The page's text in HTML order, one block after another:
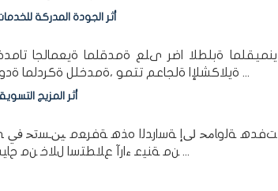
أثر الجودة المدركة
ينميقلما ةبلطلا اضر ىلع ةمدقلما ةيعمالجا
ةيلاكشلإا ةلجاعم تتمو ،ةمدخلل ةكردلما ةدولجا داعبا ساسا ىلع اذهو ،ىلفدلا ينعب ةيعمالجا ءايحلأاب تساب نم ةنوكم ...
أثر المزيج
ﺖﻓﺪﻫ ﺔﻟوﺎﳏ ﱃإ ﺔﺳارﺪﻟا ﻩﺬﻫ ﺔﻓﺮﻌﻣ ﲔـﺴﲢ ﰲ
ﻦﻣ ﺔﻨﻴﻋ ءارآ عﻼﻄﺘﺳا لﻼﺧ ﻦﻣ حﺎﻴﺴﻟا ،ﲔﻳﺮﺋاﺰﳉا و ﻞـﺟأ ﻦﻣ ﺔﻧﺎﺒﺘـﺳإ داﺪـﻋإ ﰎ ﻚـﻟذ ﻖـﻴﻘﲢ ﻢــﻀﺗ ةﺮــﺴﻴﻣ ﺔــﻨﻴﻋ ...